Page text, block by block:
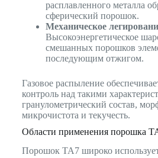
расплавленного металла
сферический порошок.
Механическое
Высокоэнергетическое
смешанных порошков
последующим отжигом.
Газовое распыление
контроль над такими
гранулометрический состав,
микрочистота и текучесть.
Области применения порошка
Порошок TA7 широко